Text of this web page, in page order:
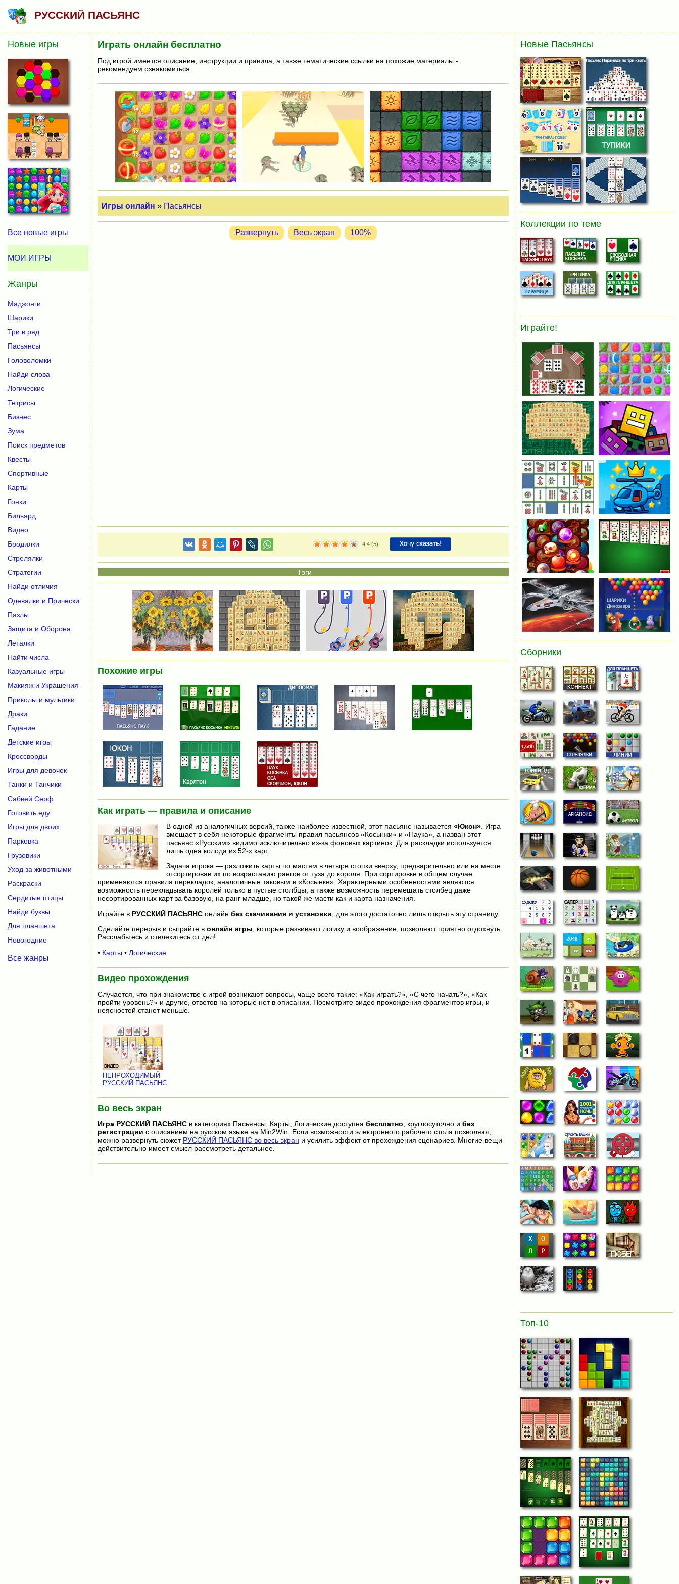
РУССКИЙ ПАСЬЯНС
Играть онлайн бесплатно
Под игрой имеется описание, инструкции и правила, а также тематические ссылки на похожие материалы -
рекомендуем ознакомиться.
Игры онлайн » Пасьянсы
Развернуть Весь экран 100%
4.4 (5)
Похожие игры
Как играть — правила и описание
В одной из аналогичных версий, также наиболее известной, этот пасьянс называется «Юкон». Игра
вмещает в себя некоторые фрагменты правил пасьянсов «Косынки» и «Паука», а назван этот
пасьянс «Русским» видимо исключительно из-за фоновых картинок. Для раскладки используется
лишь одна колода из 52-х карт.
Задача игрока — разложить карты по мастям в четыре стопки вверху, предварительно или на месте
отсортировав их по возрастанию рангов от туза до короля. При сортировке в общем случае
применяются правила перекладок, аналогичные таковым в «Косынке». Характерными особенностями являются:
возможность перекладывать королей только в пустые столбцы, а также возможность перемещать столбец даже
несортированных карт за базовую, на ранг младше, но такой же масти как и карта назначения.
Играйте в РУССКИЙ ПАСЬЯНСонлайн без скачивания и установки , для этого достаточно лишь открыть эту страницу.
Сделайте перерыв и сыграйте в онлайн игры , которые развивают логику и воображение, позволяют приятно отдохнуть.
Расслабьтесь и отвлекитесь от дел!
• Карты • Логические
Видео прохождения
Случается, что при знакомстве с игрой возникают вопросы, чаще всего такие: «Как играть?», «С чего начать?», «Как
пройти уровень?» и другие, ответов на которые нет в описании. Посмотрите видео прохождения фрагментов игры, и
неясностей станет меньше.
НЕПРОХОДИМЫЙ
РУССКИЙ ПАСЬЯНС
Во весь экран
Игра РУССКИЙ ПАСЬЯНСв категориях Пасьянсы, Карты, Логические доступна бесплатно, круглосуточно и без
регистрации с описанием на русском языке на Min2Win. Если возможности электронного рабочего стола позволяют,
можно развернуть сюжет РУССКИЙ ПАСЬЯНС во весь экран и усилить эффект от прохождения сценариев. Многие вещи
действительно имеет смысл рассмотреть детальнее.
Новые игры
Все новые игры
МОИ ИГРЫ
Жанры
Маджонги
Шарики
Три в ряд
Пасьянсы
Головоломки
Найди слова
Логические
Тетрисы
Бизнес
Зума
Поиск предметов
Квесты
Спортивные
Карты
Гонки
Бильярд
Видео
Бродилки
Стрелялки
Стратегии
Найди отличия
Одевалки и Прически
Пазлы
Защита и Оборона
Леталки
Найти числа
Казуальные игры
Макияж и Украшения
Приколы и мультики
Драки
Гадание
Детские игры
Кроссворды
Игры для девочек
Танки и Танчики
Сабвей Серф
Готовить еду
Игры для двоих
Парковка
Грузовики
Уход за животными
Раскраски
Сердитые птицы
Найди буквы
Для планшета
Новогодние
Все жанры
Новые Пасьянсы
Коллекции по теме
Играйте!
Сборники
Топ-10